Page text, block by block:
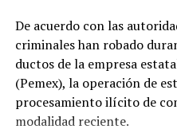
De acuerdo con las
criminales han robado
ductos de la empresa
(Pemex), la operación de
procesamiento ilícito de
modalidad reciente.